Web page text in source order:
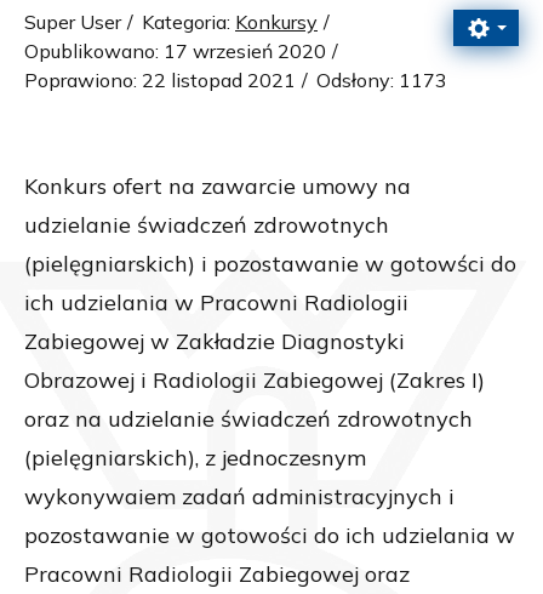
Super User Kategoria: Konkursy
Opublikowano: 17 wrzesień 2020
Poprawiono: 22 listopad 2021
Odsłony: 1173
Konkurs ofert na zawarcie umowy na
udzielanie świadczeń zdrowotnych
(pielęgniarskich) i pozostawanie w gotowści do
ich udzielania w Pracowni Radiologii
Zabiegowej w Zakładzie Diagnostyki
Obrazowej i Radiologii Zabiegowej (Zakres I)
oraz na udzielanie świadczeń zdrowotnych
(pielęgniarskich), z jednoczesnym
wykonywaiem zadań administracyjnych i
pozostawanie w gotowości do ich udzielania w
Pracowni Radiologii Zabiegowej oraz